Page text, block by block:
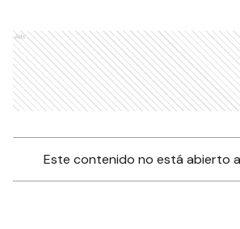
Ads
Este contenido no está abierto